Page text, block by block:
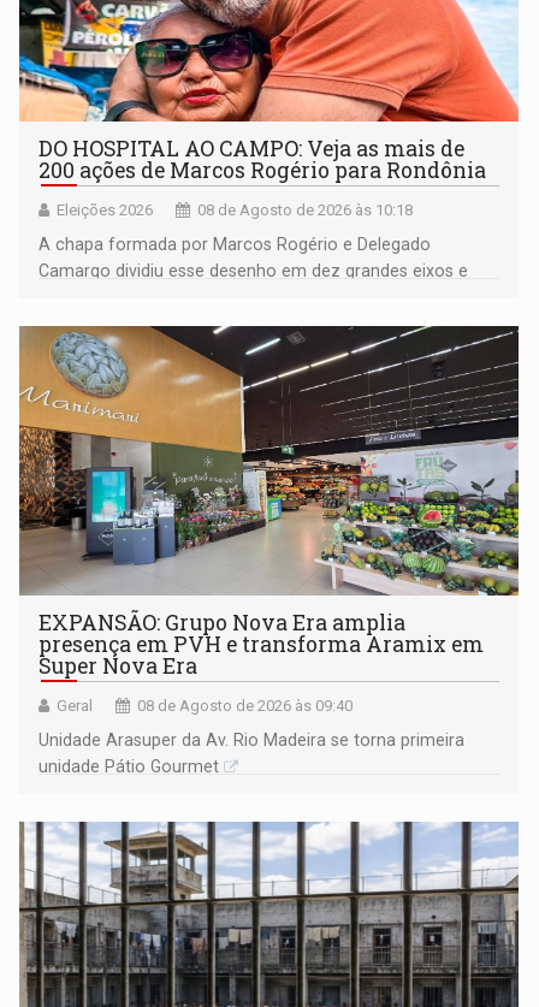
DO HOSPITAL AO CAMPO: Veja as mais de
200 ações de Marcos Rogério para Rondônia
Eleições 2026 08 de Agosto de 2026 às 10:18
A chapa formada por Marcos Rogério e Delegado
Camargo dividiu esse desenho em dez grandes eixos e
EXPANSÃO: Grupo Nova Era amplia
presença em PVH e transforma Aramix em
Super Nova Era
Geral 08 de Agosto de 2026 às 09:40
Unidade Arasuper da Av. Rio Madeira se torna primeira
unidade Pátio Gourmet